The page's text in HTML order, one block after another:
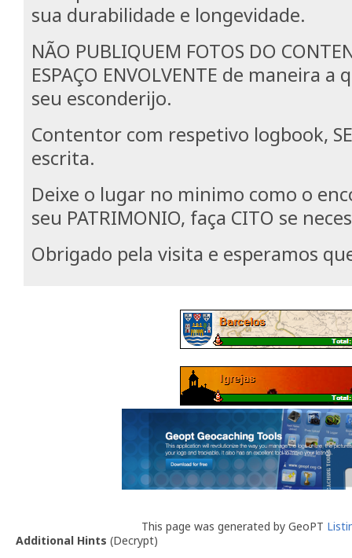
sua durabilidade e longevidade.
NÃO PUBLIQUEM FOTOS DO
ESPAÇO ENVOLVENTE de maneira
seu esconderijo.
Contentor com respetivo logbook,
escrita.
Deixe o lugar no minimo como o
seu PATRIMONIO, faça CITO se
Obrigado pela visita e esperamos
This page was generated by GeoPT
Additional Hints (Decrypt)